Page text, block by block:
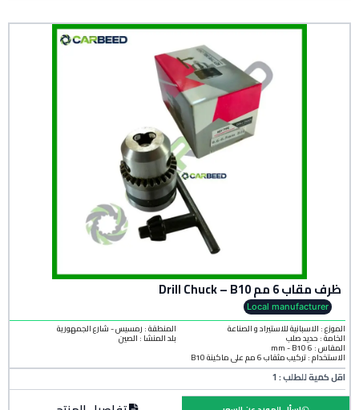
ظرف مقاب 6 مم Drill Chuck – B10
Local manufacturer
الموزع : الاسبانية للاستيراد و الصناعة
الخامة : حديد صلب
المنطقة : رمسيس - شارع الجمهورية
بلد المنشأ : الصين
المقاس : 6 mm - B10
الاستخدام : تركيب مثقاب 6 مم على ماكينة B10
اقل كمية للطلب : 1